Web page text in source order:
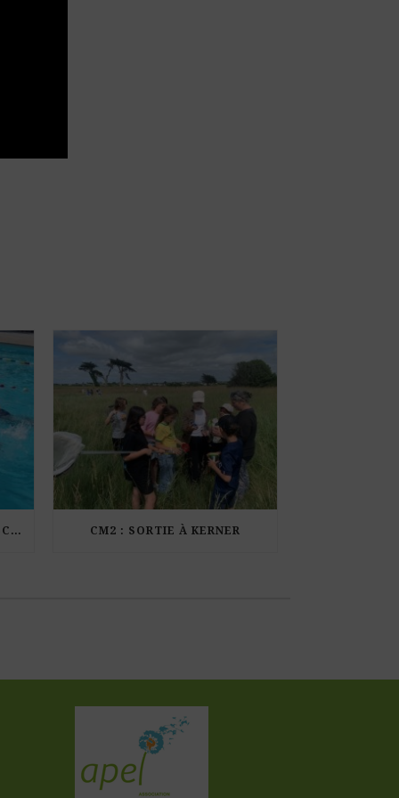
LES ÉLÈVES DE CM1 À LA PISCINE MUNICIPALE DE KERDURAND CM2 : SORTIE À KERNER